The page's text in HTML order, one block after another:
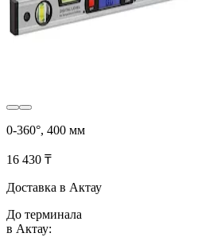
0-360°, 400 мм
16 430 ₸
Доставка в Актау
До терминала
в Актау: